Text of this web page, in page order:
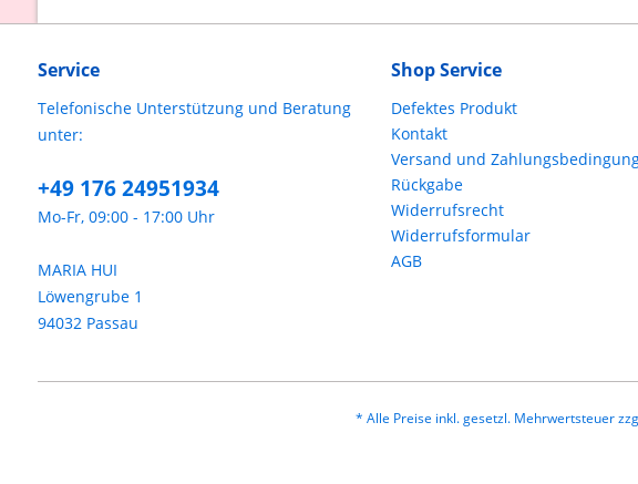
Service
Telefonische Unterstützung und Beratung
unter:
+49 176 24951934
Mo-Fr, 09:00 - 17:00 Uhr
MARIA HUI
Löwengrube 1
94032 Passau
Shop Service
Defektes Produkt
Kontakt
Versand und
Rückgabe
Widerrufsrecht
Widerrufsformular
AGB
* Alle Preise inkl. gesetzl. Mehrwertsteuer